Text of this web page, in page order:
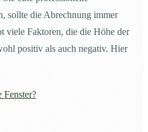
sollte die Abrechnung immer
viele Faktoren, die die Höhe der
positiv als auch negativ. Hier
Fenster?